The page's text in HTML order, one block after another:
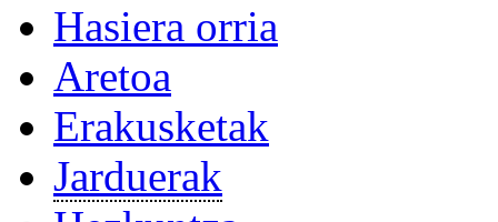
Hasiera orria
Aretoa
Erakusketak
Jarduerak